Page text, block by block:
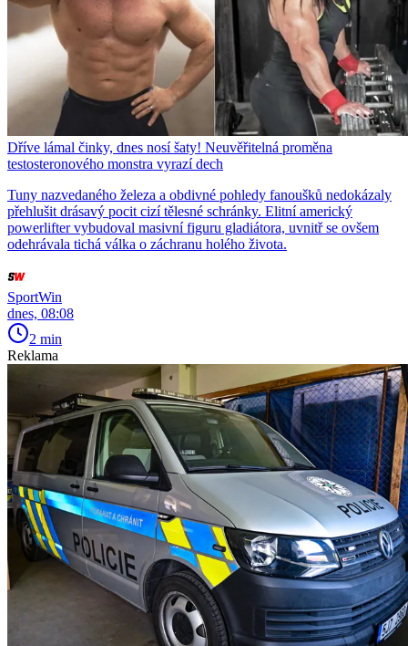
Dříve lámal činky, dnes nosí šaty! Neuvěřitelná proměna
testosteronového monstra vyrazí dech
Tuny nazvedaného železa a obdivné pohledy fanoušků nedokázaly
přehlušit drásavý pocit cizí tělesné schránky. Elitní americký
powerlifter vybudoval masivní figuru gladiátora, uvnitř se ovšem
odehrávala tichá válka o záchranu holého života.
SportWin
dnes, 08:08
2 min
Reklama